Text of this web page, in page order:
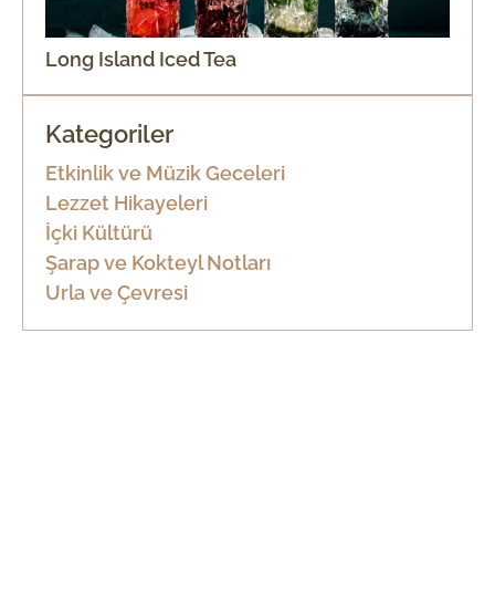
Long Island Iced Tea
Kategoriler
Etkinlik ve Müzik Geceleri
Lezzet Hikayeleri
İçki Kültürü
Şarap ve Kokteyl Notları
Urla ve Çevresi